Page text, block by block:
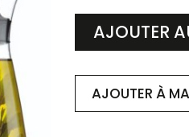
AJOUTER
AJOUTER À